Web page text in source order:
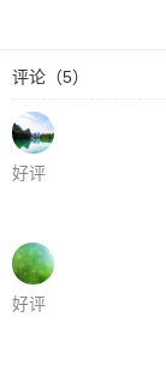
评论 （5）
好评
好评